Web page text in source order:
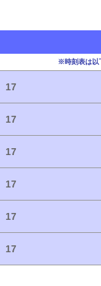
※時刻表は以
17
17
17
17
17
17